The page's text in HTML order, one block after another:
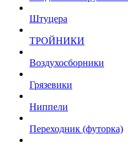
Штуцера
ТРОЙНИКИ
Воздухосборники
Грязевики
Ниппели
Переходник (футорка)